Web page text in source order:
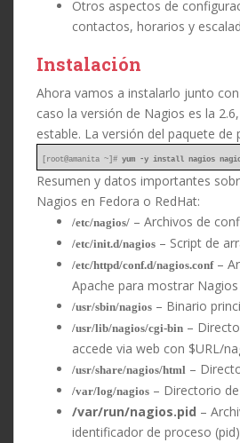
Otros aspectos de
contactos, horarios y
Instalación
Ahora vamos a instalarlo junto
caso la versión de Nagios es la
estable. La versión del paquete de
[root@amanita ~]#yum -y install nagios
Resumen y datos importantes
Nagios en Fedora o RedHat:
/etc/nagios/ – Archivos de
/etc/init.d/nagios – Script de
/etc/httpd/conf.d/nagios.conf–
Apache para mostrar Nagios
/usr/sbin/nagios – Binario
/usr/lib/nagios/cgi-bin –
accede via web con $URL/
/usr/share/nagios/html –
/var/log/nagios – Directorio
/var/run/nagios.pid –
identificador de proceso